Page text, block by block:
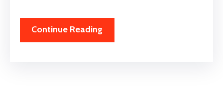
Continue Reading